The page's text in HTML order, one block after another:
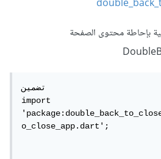
بإحاطة محتوى الصفحة
تضمين
import
o_close_app.dart';